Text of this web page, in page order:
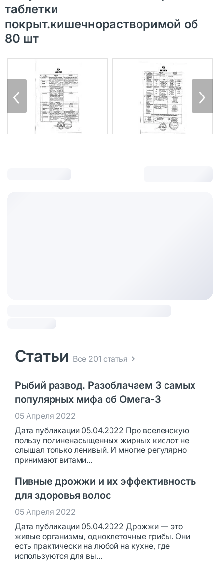
таблетки
покрыт.кишечнорастворимой об
80 шт
Статьи Все 201 статья
Рыбий развод. Разоблачаем 3 самых
популярных мифа об Омега-3
05 Апреля 2022
Дата публикации 05.04.2022 Про вселенскую
пользу полиненасыщенных жирных кислот не
слышал только ленивый. И многие регулярно
принимают витами...
Пивные дрожжи и их эффективность
для здоровья волос
05 Апреля 2022
Дата публикации 05.04.2022 Дрожжи — это
живые организмы, одноклеточные грибы. Они
есть практически на любой на кухне, где
используются для вы...